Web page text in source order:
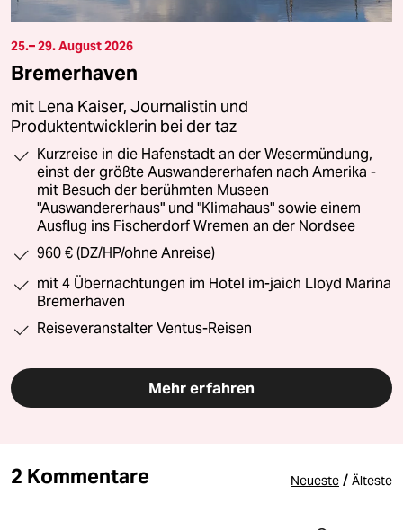
25.– 29. August 2026
Bremerhaven
mit Lena Kaiser, Journalistin und
Produktentwicklerin bei der taz
Kurzreise in die Hafenstadt an der Wesermündung,
einst der größte Auswandererhafen nach Amerika -
mit Besuch der berühmten Museen
"Auswandererhaus" und "Klimahaus" sowie einem
Ausflug ins Fischerdorf Wremen an der Nordsee
960 € (DZ/HP/ohne Anreise)
mit 4 Übernachtungen im Hotel im-jaich Lloyd Marina
Bremerhaven
Reiseveranstalter Ventus-Reisen
Mehr erfahren
2 Kommentare Neueste / Älteste